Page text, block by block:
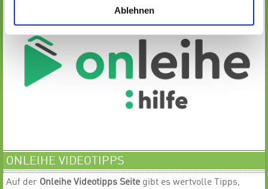
Ablehnen
ONLEIHE VIDEOTIPPS
Auf der Onleihe Videotipps Seite gibt es wertvolle Tipps,